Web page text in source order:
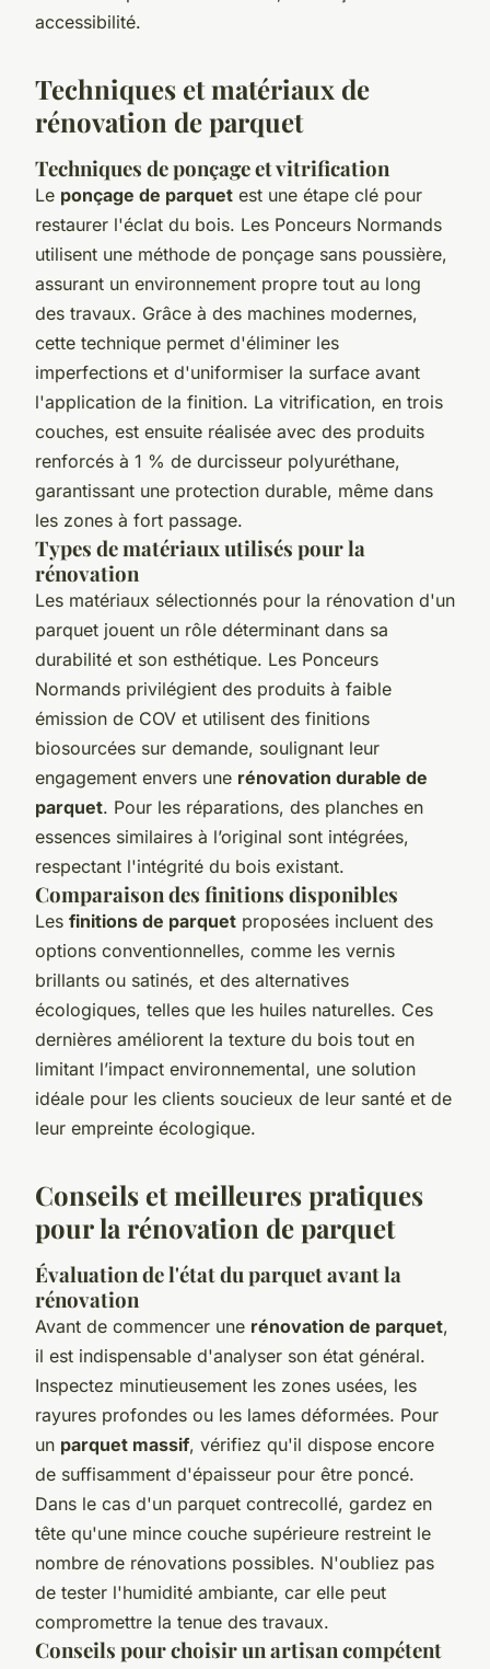
accessibilité.
Techniques et matériaux de
rénovation de parquet
Techniques de ponçage et vitrification
Le ponçage de parquet est une étape clé pour
restaurer l'éclat du bois. Les Ponceurs Normands
utilisent une méthode de ponçage sans poussière,
assurant un environnement propre tout au long
des travaux. Grâce à des machines modernes,
cette technique permet d'éliminer les
imperfections et d'uniformiser la surface avant
l'application de la finition. La vitrification, en trois
couches, est ensuite réalisée avec des produits
renforcés à 1 % de durcisseur polyuréthane,
garantissant une protection durable, même dans
les zones à fort passage.
Types de matériaux utilisés pour la
rénovation
Les matériaux sélectionnés pour la rénovation d'un
parquet jouent un rôle déterminant dans sa
durabilité et son esthétique. Les Ponceurs
Normands privilégient des produits à faible
émission de COV et utilisent des finitions
biosourcées sur demande, soulignant leur
engagement envers une rénovation durable de
parquet. Pour les réparations, des planches en
essences similaires à l’original sont intégrées,
respectant l'intégrité du bois existant.
Comparaison des finitions disponibles
Les finitions de parquet proposées incluent des
options conventionnelles, comme les vernis
brillants ou satinés, et des alternatives
écologiques, telles que les huiles naturelles. Ces
dernières améliorent la texture du bois tout en
limitant l’impact environnemental, une solution
idéale pour les clients soucieux de leur santé et de
leur empreinte écologique.
Conseils et meilleures pratiques
pour la rénovation de parquet
Évaluation de l'état du parquet avant la
rénovation
Avant de commencer une rénovation de parquet,
il est indispensable d'analyser son état général.
Inspectez minutieusement les zones usées, les
rayures profondes ou les lames déformées. Pour
un parquet massif, vérifiez qu'il dispose encore
de suffisamment d'épaisseur pour être poncé.
Dans le cas d'un parquet contrecollé, gardez en
tête qu'une mince couche supérieure restreint le
nombre de rénovations possibles. N'oubliez pas
de tester l'humidité ambiante, car elle peut
compromettre la tenue des travaux.
Conseils pour choisir un artisan compétent